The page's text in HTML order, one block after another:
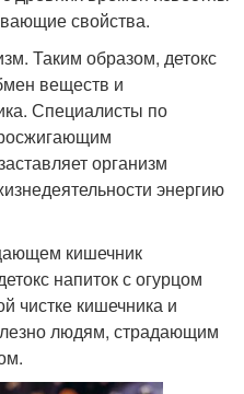
свойства.
Таким образом, детокс
веществ и
Специалисты по
организм
энергию
кишечник
напиток с огурцом
чистке кишечника и
людям, страдающим